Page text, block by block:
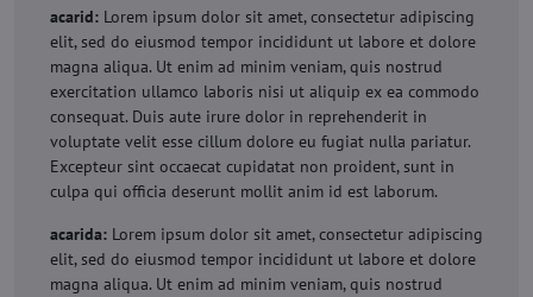
acarid: Lorem ipsum dolor sit amet, consectetur adipiscing
elit, sed do eiusmod tempor incididunt ut labore et dolore
magna aliqua. Ut enim ad minim veniam, quis nostrud
exercitation ullamco laboris nisi ut aliquip ex ea commodo
consequat. Duis aute irure dolor in reprehenderit in
voluptate velit esse cillum dolore eu fugiat nulla pariatur.
Excepteur sint occaecat cupidatat non proident, sunt in
culpa qui officia deserunt mollit anim id est laborum.
acarida: Lorem ipsum dolor sit amet, consectetur adipiscing
elit, sed do eiusmod tempor incididunt ut labore et dolore
magna aliqua. Ut enim ad minim veniam, quis nostrud